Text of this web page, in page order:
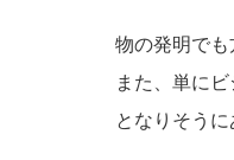
物の発明でも
また、単に
となりそうに